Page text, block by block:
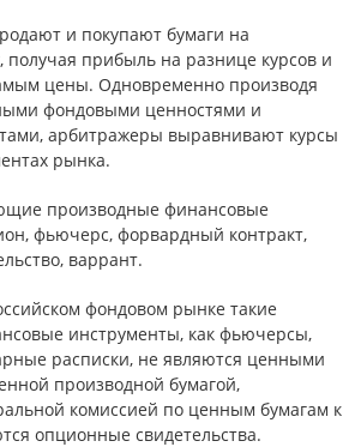
и покупают бумаги на
прибыль на разнице курсов и
цены. Одновременно производя
фондовыми ценностями и
арбитражеры выравнивают курсы
рынка.
производные финансовые
фьючерс, форвардный контракт,
варрант.
фондовом рынке такие
инструменты, как фьючерсы,
расписки, не являются ценными
производной бумагой,
комиссией по ценным бумагам к
опционные свидетельства.